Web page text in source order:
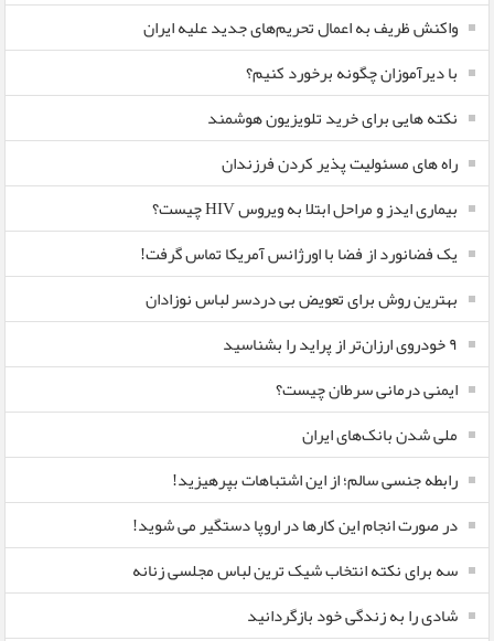
واکنش ظریف به اعمال تحریم‌های جدید علیه ایران
با دیرآموزان چگونه برخورد کنیم؟
نکته هایی برای خرید تلویزیون هوشمند
راه های مسئولیت پذیر کردن فرزندان
بیماری ایدز و مراحل ابتلا به ویروس HIV چیست؟
یک فضانورد از فضا با اورژانس آمریکا تماس گرفت!
بهترین روش برای تعویض بی دردسر لباس نوزادان
٩ خودروی ارزان‌تر از پراید را بشناسید
ایمنی درمانی سرطان چیست؟
ملی شدن بانک‌های ایران
رابطه جنسی سالم؛ از این اشتباهات بپرهیزید!
در صورت انجام این کارها در اروپا دستگیر می شوید!
سه برای نکته انتخاب شیک ترین لباس مجلسی زنانه
شادی را به زندگی خود بازگردانید